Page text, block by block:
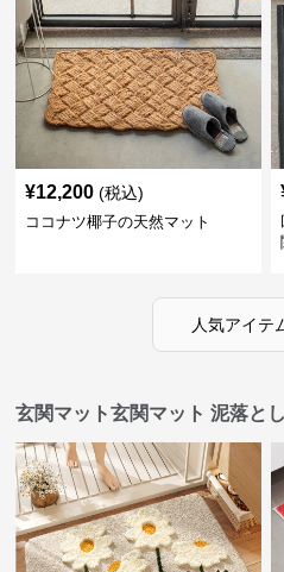
¥12,200 (税込)
ココナツ椰子の天然マット
人気アイテ
玄関マット玄関マット 泥落と